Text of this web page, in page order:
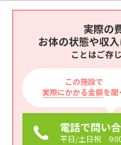
実際の
お体の状態や収
ことはご存
この施設で
実際にかかる金額を聞
電話で問い
平日/土日祝